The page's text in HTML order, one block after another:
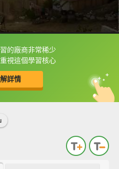
的廠商非常稀少
視這個學習核心
詳情
可以直接查字典喔！
中
英